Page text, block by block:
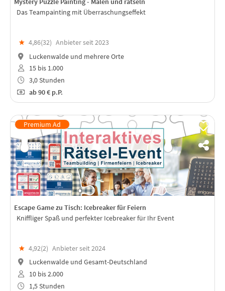
Das Teampainting mit Überraschungseffekt
★ 4,86(32) Anbieter seit 2023
Luckenwalde und mehrere Orte
15 bis 1.000
3,0 Stunden
ab90 € p.P.
Escape Game zu Tisch: Icebreaker für Feiern
Kniffliger Spaß und perfekter Icebreaker für Ihr Event
★ 4,92(2) Anbieter seit 2024
Luckenwalde und Gesamt-Deutschland
10 bis 2.000
1,5 Stunden